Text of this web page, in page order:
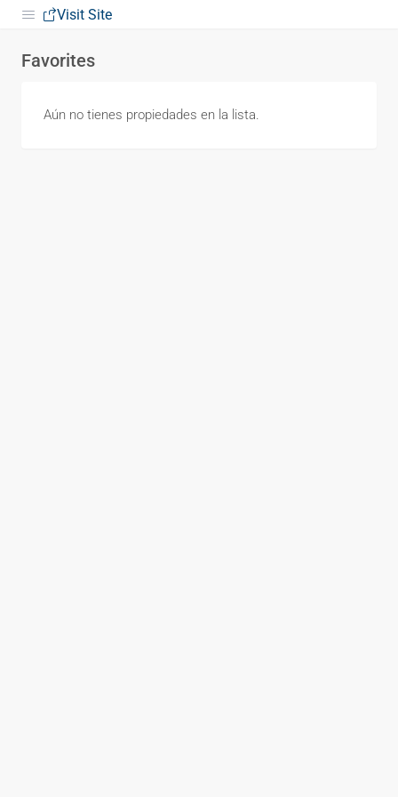
Visit Site
Favorites
Aún no tienes propiedades en la lista.